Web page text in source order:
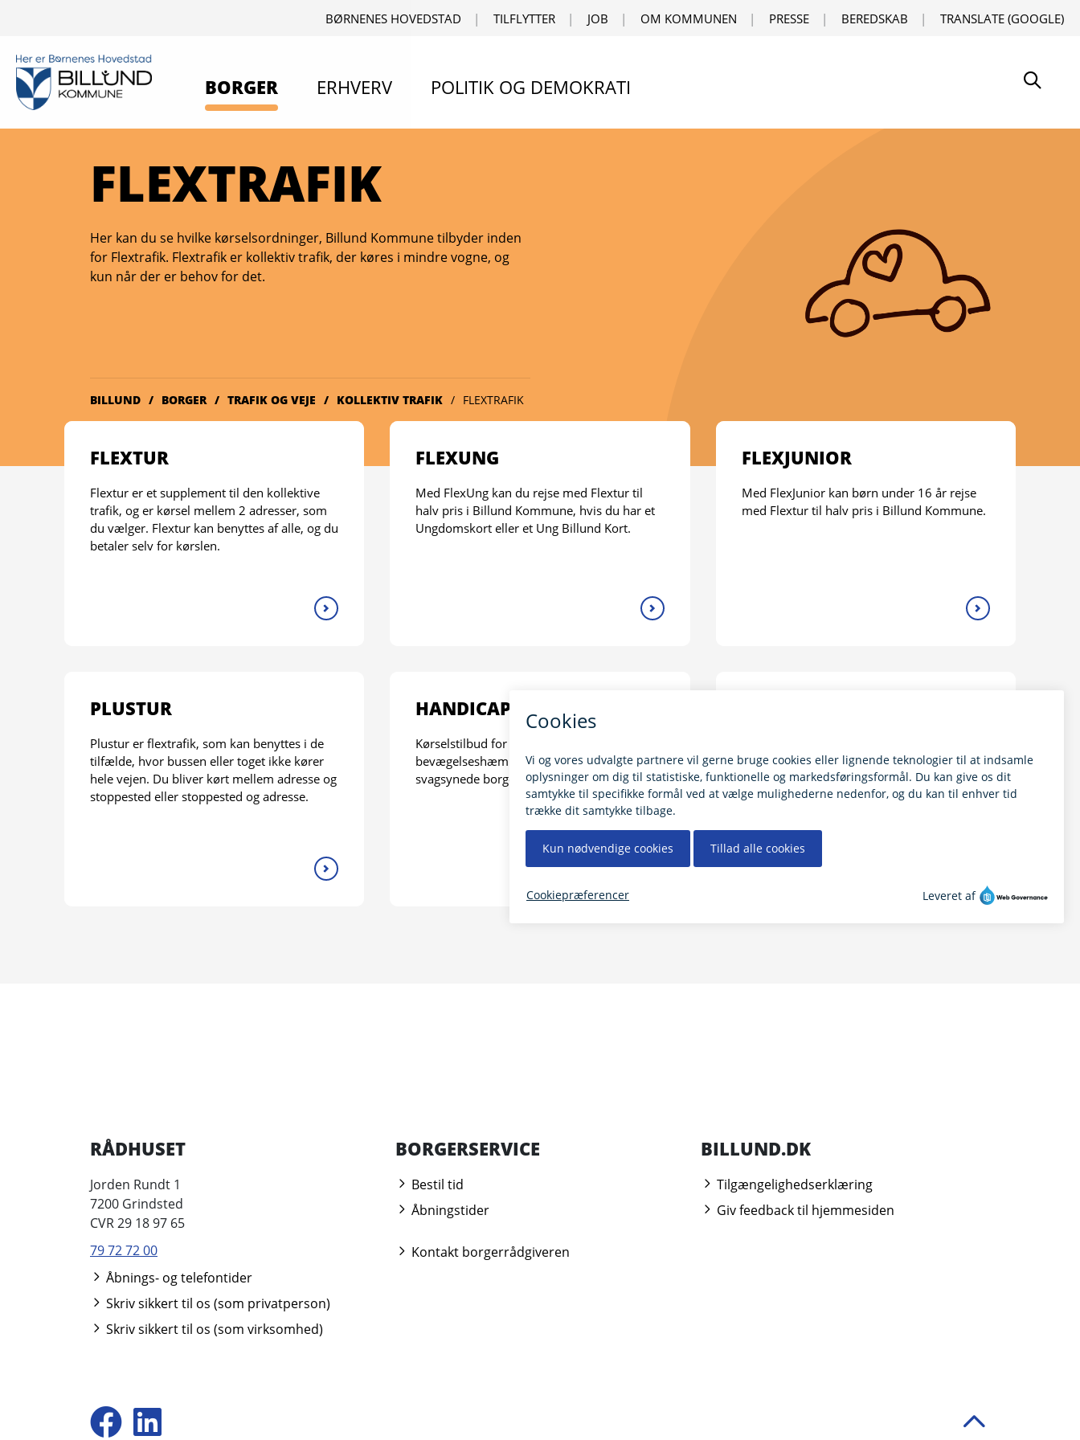
BØRNENES HOVEDSTAD TILFLYTTER JOB OM KOMMUNEN PRESSE BEREDSKAB TRANSLATE (GOOGLE)
BORGER ERHVERV POLITIK OG DEMOKRATI Søg
FLEXTRAFIK
Her kan du se hvilke kørselsordninger, Billund Kommune tilbyder inden
for Flextrafik. Flextrafik er kollektiv trafik, der køres i mindre vogne, og
kun når der er behov for det.
BILLUND BORGER TRAFIK OG VEJE KOLLEKTIV TRAFIK FLEXTRAFIK
FLEXTUR
Flextur er et supplement til den kollektive
trafik, og er kørsel mellem 2 adresser, som
du vælger. Flextur kan benyttes af alle, og du
betaler selv for kørslen.
FLEXUNG
Med FlexUng kan du rejse med Flextur til
halv pris i Billund Kommune, hvis du har et
Ungdomskort eller et Ung Billund Kort.
FLEXJUNIOR
Med FlexJunior kan børn under 16 år rejse
med Flextur til halv pris i Billund Kommune.
PLUSTUR
Plustur er flextrafik, som kan benyttes i de
tilfælde, hvor bussen eller toget ikke kører
hele vejen. Du bliver kørt mellem adresse og
stoppested eller stoppested og adresse.
HANDICAPKØRSEL
Kørselstilbud for svært
bevægelseshæmmede eller blinde og stærkt
svagsynede borgere på 18 år og derover.
Hejnsvig Skole
GÅ TIL FLEXSKOLE-ORDNING
RÅDHUSET
Jorden Rundt 1
7200 Grindsted
CVR 29 18 97 65
79 72 72 00
Åbnings- og telefontider
Skriv sikkert til os (som privatperson)
Skriv sikkert til os (som virksomhed)
BORGERSERVICE
Bestil tid
Åbningstider
Kontakt borgerrådgiveren
BILLUND.DK
Tilgængelighedserklæring
Giv feedback til hjemmesiden